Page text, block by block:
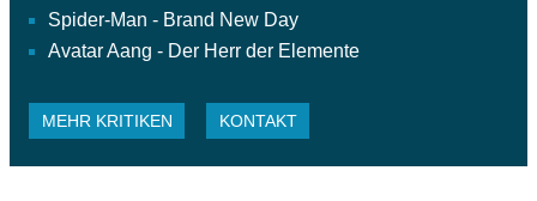
Spider-Man - Brand New Day
Avatar Aang - Der Herr der Elemente
MEHR KRITIKEN KONTAKT